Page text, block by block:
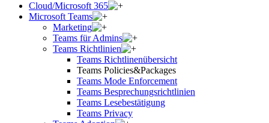
Cloud/Microsoft 365
Microsoft Teams
Marketing
Teams für Admins
Teams Richtlinien
Teams Richtlinenübersicht
Teams Policies&Packages
Teams Mode Enforcement
Teams Besprechungsrichtlinien
Teams Lesebestätigung
Teams Privacy